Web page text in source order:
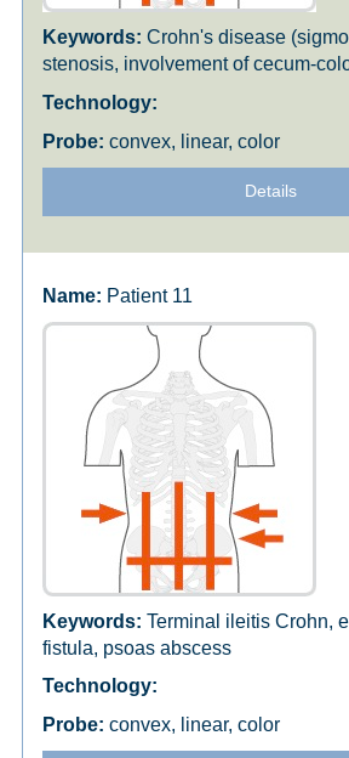
Crohn's disease
stenosis, involvement of cecum-
convex, linear, color
Details
Patient 11
Terminal ileitis Crohn,
fistula, psoas abscess
convex, linear, color